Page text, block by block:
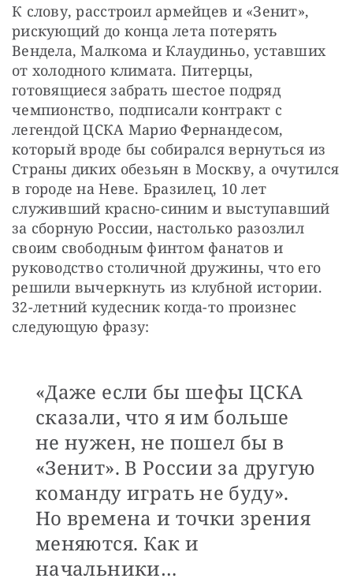
К слову, расстроил армейцев и «Зенит»,
рискующий до конца лета потерять
Вендела, Малкома и Клаудиньо, уставших
от холодного климата. Питерцы,
готовящиеся забрать шестое подряд
чемпионство, подписали контракт с
легендой ЦСКА Марио Фернандесом,
который вроде бы собирался вернуться из
Страны диких обезьян в Москву, а очутился
в городе на Неве. Бразилец, 10 лет
служивший красно-синим и выступавший
за сборную России, настолько разозлил
своим свободным финтом фанатов и
руководство столичной дружины, что его
решили вычеркнуть из клубной истории.
32-летний кудесник когда-то произнес
следующую фразу:
«Даже если бы шефы ЦСКА
сказали, что я им больше
не нужен, не пошел бы в
«Зенит». В России за другую
команду играть не буду».
Но времена и точки зрения
меняются. Как и
начальники…